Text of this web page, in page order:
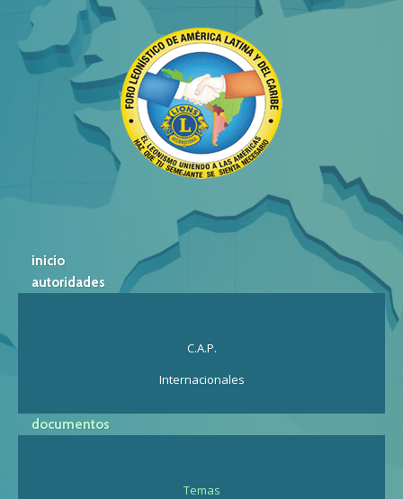
inicio
autoridades
C.A.P.
Internacionales
documentos
Temas